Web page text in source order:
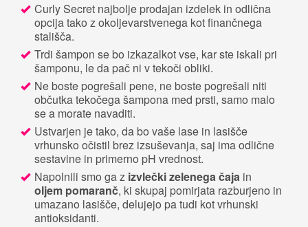
Curly Secret najbolje prodajan izdelek in odlična
opcija tako z okoljevarstvenega kot finančnega
stališča.
Trdi šampon se bo izkazalkot vse, kar ste iskali pri
šamponu, le da pač ni v tekoči obliki.
Ne boste pogrešali pene, ne boste pogrešali niti
občutka tekočega šampona med prsti, samo malo
se a morate navaditi.
Ustvarjen je tako, da bo vaše lase in lasišče
vrhunsko očistil brez izsuševanja, saj ima odlične
sestavine in primerno pH vrednost.
Napolnili smo ga z izvlečki zelenega čaja in
oljem pomaranč, ki skupaj pomirjata razburjeno in
umazano lasišče, delujejo pa tudi kot vrhunski
antioksidanti.